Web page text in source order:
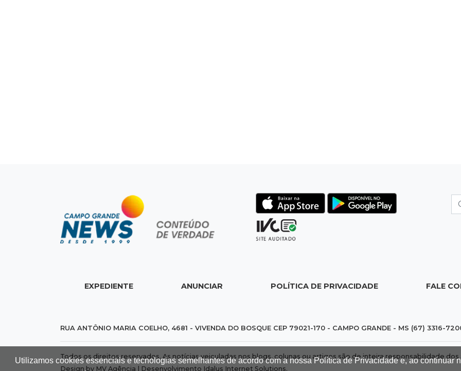
Utilizamos cookies essenciais e tecnologias semelhantes de acordo com a nossa Política de Privacidade e, ao continuar
EXPEDIENTE ANUNCIAR POLÍTICA DE PRIVACIDADE FALE
RUA ANTÔNIO MARIA COELHO, 4681 - VIVENDA DO BOSQUE CEP 79021-170 - CAMPO GRANDE - MS (67) 3316-
Todos os direitos reservados. As notícias veiculadas nos blogs, colunas ou artigos são de inteira responsabilidade
Design by MV Agência | Desenvolvimento Idalus Internet Solutions.